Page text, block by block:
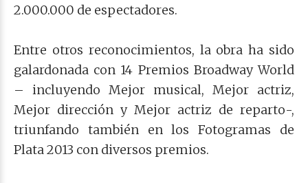
2.000.000 de espectadores.
Entre otros reconocimientos, la obra ha sido
galardonada con 14 Premios Broadway World
– incluyendo Mejor musical, Mejor actriz,
Mejor dirección y Mejor actriz de reparto-,
triunfando también en los Fotogramas de
Plata 2013 con diversos premios.